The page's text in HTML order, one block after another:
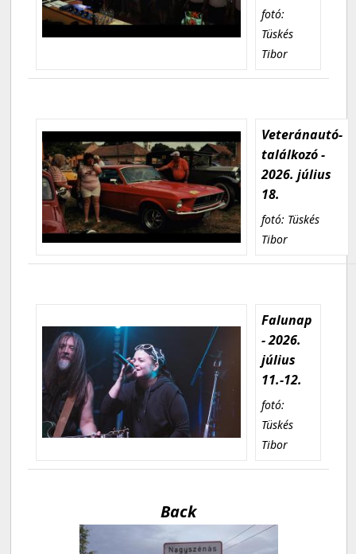
fotó:
Tüskés
Tibor
Veteránautó-
találkozó -
2026. július
18.
fotó: Tüskés
Tibor
Falunap
- 2026.
július
11.-12.
fotó:
Tüskés
Tibor
Back